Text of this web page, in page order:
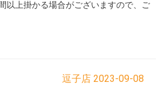
以上掛かる場合がございますので、ご
逗子店 2023-09-08